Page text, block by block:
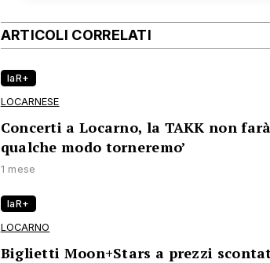
ARTICOLI CORRELATI
laR+
LOCARNESE
Concerti a Locarno, la TAKK non
qualche modo torneremo’
1 mese
laR+
LOCARNO
Biglietti Moon+Stars a prezzi